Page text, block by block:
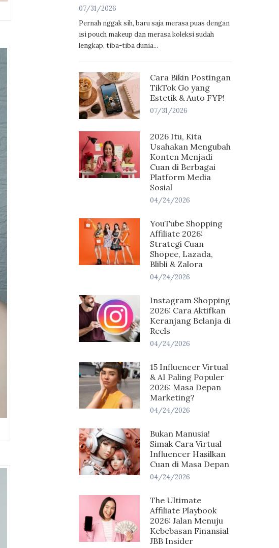
07/31/2026
Pernah nggak sih, baru saja merasa puas dengan
isi pouch makeup dan merasa koleksi sudah
lengkap, tiba-tiba dunia...
Cara Bikin Postingan
TikTok Go yang
Estetik & Auto FYP!
07/31/2026
2026 Itu, Kita
Usahakan Mengubah
Konten Menjadi
Cuan di Berbagai
Platform Media
Sosial
04/24/2026
YouTube Shopping
Affiliate 2026:
Strategi Cuan
Shopee, Lazada,
Blibli & Zalora
04/24/2026
Instagram Shopping
2026: Cara Aktifkan
Keranjang Belanja di
Reels
04/24/2026
15 Influencer Virtual
& AI Paling Populer
2026: Masa Depan
Marketing?
04/24/2026
Bukan Manusia!
Simak Cara Virtual
Influencer Hasilkan
Cuan di Masa Depan
04/24/2026
The Ultimate
Affiliate Playbook
2026: Jalan Menuju
Kebebasan Finansial
JBB Insider